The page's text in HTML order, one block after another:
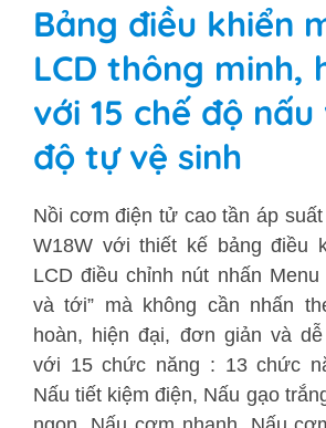
Bảng điều khiển
LCD thông minh,
với 15 chế độ
độ tự vệ sinh
Nồi cơm điện tử cao tần áp
W18W với thiết kế bảng điều
LCD điều chỉnh nút nhấn Menu
và tới” mà không cần nhấn
hoàn, hiện đại, đơn giản và
với 15 chức năng : 13 chức
Nấu tiết kiệm điện, Nấu gạo